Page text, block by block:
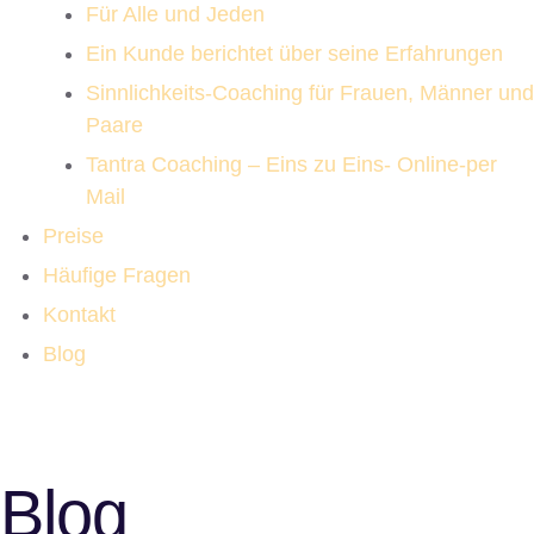
Für Alle und Jeden
Ein Kunde berichtet über seine Erfahrungen
Sinnlichkeits-Coaching für Frauen, Männer und
Paare
Tantra Coaching – Eins zu Eins- Online-per
Mail
Preise
Häufige Fragen
Kontakt
Blog
Blog